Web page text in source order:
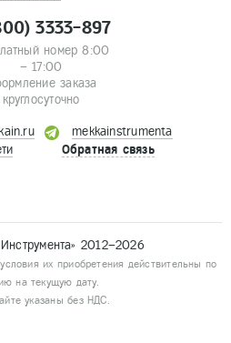
3333-897
номер 8:00
– 17:00
заказа
круглосуточно
mekkainstrumenta
Обратная связь
2012–2026
их приобретения действительны по
на текущую дату.
указаны без НДС.